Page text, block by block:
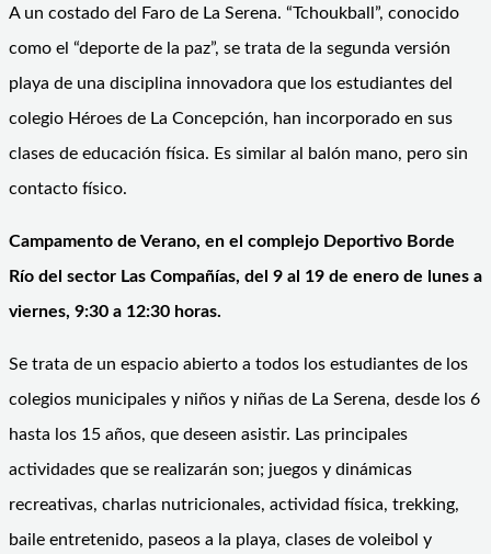
A un costado del Faro de La Serena. “Tchoukball”, conocido
como el “deporte de la paz”, se trata de la segunda versión
playa de una disciplina innovadora que los estudiantes del
colegio Héroes de La Concepción, han incorporado en sus
clases de educación física. Es similar al balón mano, pero sin
contacto físico.
Campamento de Verano, en el complejo Deportivo Borde
Río del sector Las Compañías, del 9 al 19 de enero de lunes a
viernes, 9:30 a 12:30 horas.
Se trata de un espacio abierto a todos los estudiantes de los
colegios municipales y niños y niñas de La Serena, desde los 6
hasta los 15 años, que deseen asistir. Las principales
actividades que se realizarán son; juegos y dinámicas
recreativas, charlas nutricionales, actividad física, trekking,
baile entretenido, paseos a la playa, clases de voleibol y